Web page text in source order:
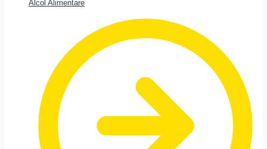
Alcol Alimentare